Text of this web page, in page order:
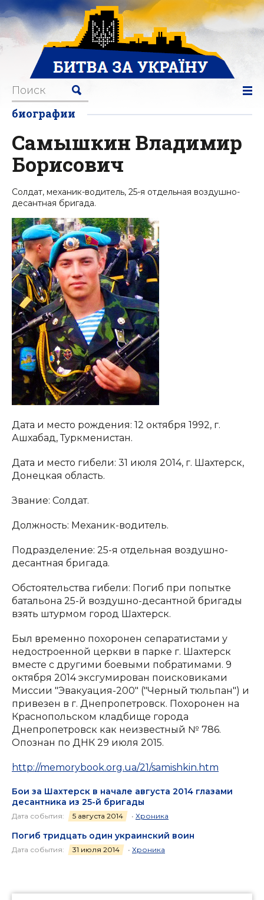
биографии
Самышкин Владимир
Борисович
Солдат, механик-водитель, 25-я отдельная воздушно-
десантная бригада.
Дата и место рождения: 12 октября 1992, г.
Ашхабад, Туркменистан.
Дата и место гибели: 31 июля 2014, г. Шахтерск,
Донецкая область.
Звание: Солдат.
Должность: Механик-водитель.
Подразделение: 25-я отдельная воздушно-
десантная бригада.
Обстоятельства гибели: Погиб при попытке
батальона 25-й воздушно-десантной бригады
взять штурмом город Шахтерск.
Был временно похоронен сепаратистами у
недостроенной церкви в парке г. Шахтерск
вместе с другими боевыми побратимами. 9
октября 2014 эксгумирован поисковиками
Миссии "Эвакуация-200" ("Черный тюльпан") и
привезен в г. Днепропетровск. Похоронен на
Краснопольском кладбище города
Днепропетровск как неизвестный № 786.
Опознан по ДНК 29 июля 2015.
http://memorybook.org.ua/21/samishkin.htm
Бои за Шахтерск в начале августа 2014 глазами
десантника из 25-й бригады
Дата события: 5 августа 2014 • Хроника
Погиб тридцать один украинский воин
Дата события: 31 июля 2014 • Хроника